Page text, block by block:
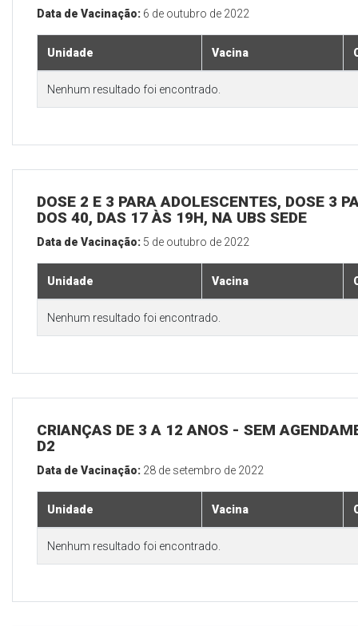
Data de Vacinação: 6 de outubro de 2022
Unidade Vacina
Nenhum resultado foi encontrado.
DOSE 2 E 3 PARA ADOLESCENTES, DOSE 3
DOS 40, DAS 17 ÀS 19H, NA UBS SEDE
Data de Vacinação: 5 de outubro de 2022
Unidade Vacina
Nenhum resultado foi encontrado.
CRIANÇAS DE 3 A 12 ANOS - SEM
D2
Data de Vacinação: 28 de setembro de 2022
Unidade Vacina
Nenhum resultado foi encontrado.